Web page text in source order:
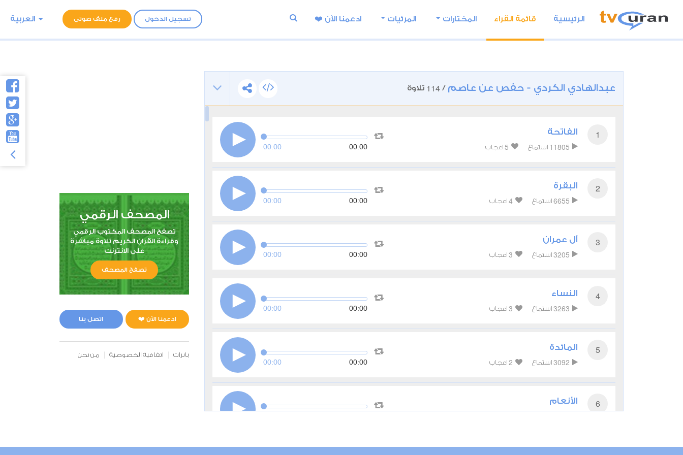
تسجيل الدخول رفع ملف صوتى العربية الرئيسية قائمة القراء المختارات المرئيات ادعمنا اﻵن ❤️
عبدالهادي الكردي - حفص عن عاصم /
114 تلاوة
1 الفاتحة
11805 استماع 5 اعجاب 00:00 00:00
2 البقرة
6655 استماع 4 اعجاب 00:00 00:00
3 آل عمران
3205 استماع 3 اعجاب 00:00 00:00
4 النساء
3263 استماع 3 اعجاب 00:00 00:00
5 المائدة
3092 استماع 2 اعجاب 00:00 00:00
6 الأنعام
المصحف الرقمي
تصفح المصحف المكتوب الرقمي
وقراءة القران الكريم تلاوة مباشرة
على الانترنت
تصفح المصحف
ادعمنا الآن ❤️ اتصل بنا
بانرات اتفاقية الخصوصية من نحن